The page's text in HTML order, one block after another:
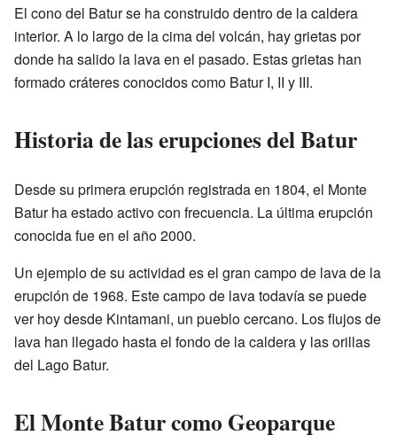
El cono del Batur se ha construido dentro de la caldera
interior. A lo largo de la cima del volcán, hay grietas por
donde ha salido la lava en el pasado. Estas grietas han
formado cráteres conocidos como Batur I, II y III.
Historia de las erupciones del Batur
Desde su primera erupción registrada en 1804, el Monte
Batur ha estado activo con frecuencia. La última erupción
conocida fue en el año 2000.
Un ejemplo de su actividad es el gran campo de lava de la
erupción de 1968. Este campo de lava todavía se puede
ver hoy desde Kintamani, un pueblo cercano. Los flujos de
lava han llegado hasta el fondo de la caldera y las orillas
del Lago Batur.
El Monte Batur como Geoparque